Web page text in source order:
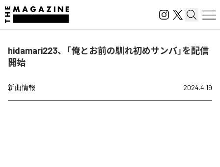
hidamari223、「俺とお前の馴れ初めサンバ」を配信
開始
新曲情報 2024.4.19